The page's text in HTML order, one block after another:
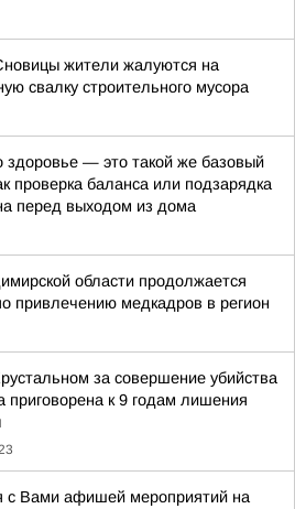
жители жалуются на
свалку строительного мусора
здоровье — это такой же базовый
проверка баланса или подзарядка
перед выходом из дома
области продолжается
привлечению медкадров в регион
за совершение убийства
приговорена к 9 годам лишения
с Вами афишей мероприятий на